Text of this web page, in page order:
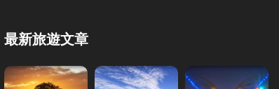
最新旅遊文章